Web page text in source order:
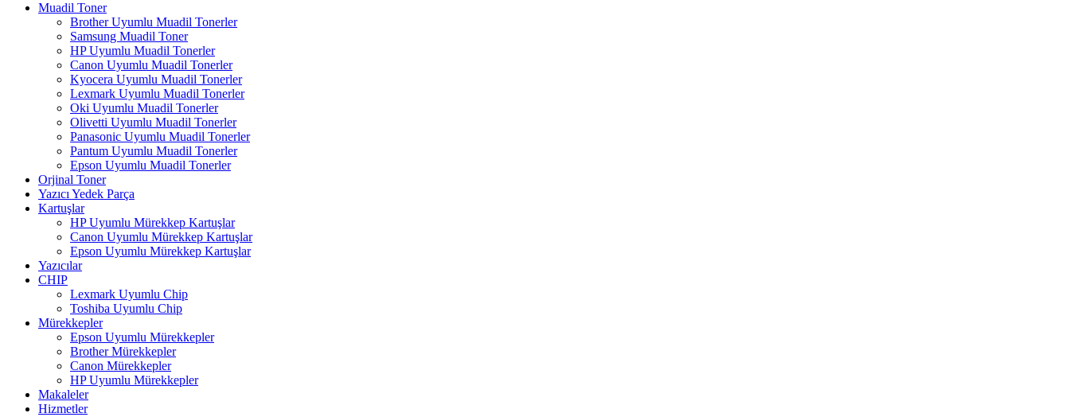
Muadil Toner
Brother Uyumlu Muadil Tonerler
Samsung Muadil Toner
HP Uyumlu Muadil Tonerler
Canon Uyumlu Muadil Tonerler
Kyocera Uyumlu Muadil Tonerler
Lexmark Uyumlu Muadil Tonerler
Oki Uyumlu Muadil Tonerler
Olivetti Uyumlu Muadil Tonerler
Panasonic Uyumlu Muadil Tonerler
Pantum Uyumlu Muadil Tonerler
Epson Uyumlu Muadil Tonerler
Orjinal Toner
Yazıcı Yedek Parça
Kartuşlar
HP Uyumlu Mürekkep Kartuşlar
Canon Uyumlu Mürekkep Kartuşlar
Epson Uyumlu Mürekkep Kartuşlar
Yazıcılar
CHIP
Lexmark Uyumlu Chip
Toshiba Uyumlu Chip
Mürekkepler
Epson Uyumlu Mürekkepler
Brother Mürekkepler
Canon Mürekkepler
HP Uyumlu Mürekkepler
Makaleler
Hizmetler